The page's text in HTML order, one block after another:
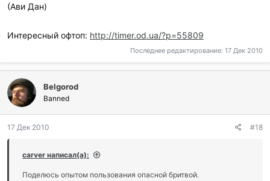
(Ави Дан)
Интересный офтоп: http://timer.od.ua/?p=55809
Последнее редактирование: 17 Дек 2010
Belgorod
Banned
17 Дек 2010 #18
carver написал(а):
Поделюсь опытом пользования опасной бритвой.